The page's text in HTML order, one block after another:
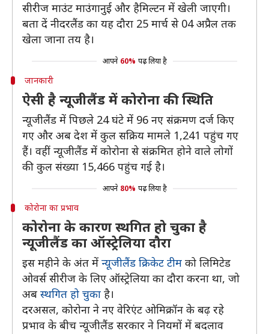
सीरीज माउंट माउंगानुई और हैमिल्टन में खेली जाएगी।
बता दें नीदरलैंड का यह दौरा 25 मार्च से 04 अप्रैल तक
खेला जाना तय है।
आपने 60% पढ़ लिया है
जानकारी
ऐसी है न्यूजीलैंड में कोरोना की स्थिति
न्यूजीलैंड में पिछले 24 घंटे में 96 नए संक्रमण दर्ज किए
गए और अब देश में कुल सक्रिय मामले 1,241 पहुंच गए
हैं। वहीं न्यूजीलैंड में कोरोना से संक्रमित होने वाले लोगों
की कुल संख्या 15,466 पहुंच गई है।
आपने 80% पढ़ लिया है
कोरोना का प्रभाव
कोरोना के कारण स्थगित हो चुका है
न्यूजीलैंड का ऑस्ट्रेलिया दौरा
इस महीने के अंत में न्यूजीलैंड क्रिकेट टीम को लिमिटेड
ओवर्स सीरीज के लिए ऑस्ट्रेलिया का दौरा करना था, जो
अब स्थगित हो चुका है।
दरअसल, कोरोना ने नए वेरिएंट ओमिक्रॉन के बढ़ रहे
प्रभाव के बीच न्यूजीलैंड सरकार ने नियमों में बदलाव